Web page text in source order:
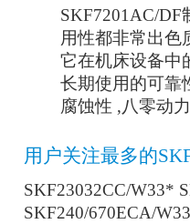
SKF7201AC/
用性都非常出色
它在机床设备中
长期使用的可靠
腐蚀性 ,八零动
用户关注最多的
SKF23032CC/W33*
SKF240/670ECA/